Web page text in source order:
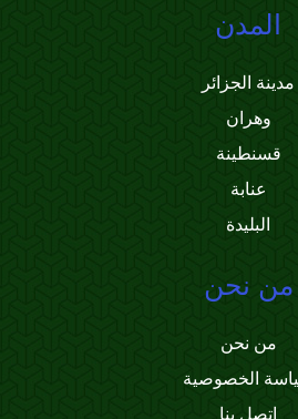
المدن
مدينة الجزائر
وهران
قسنطينة
عنابة
البليدة
من نحن
من نحن
الخصوصية
اتصل بنا